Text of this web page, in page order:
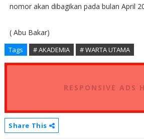
nomor akan dibagikan pada bulan April
( Abu Bakar)
Tags # AKADEMIA # WARTA UTAMA
RESPONSIVE ADS
Share This